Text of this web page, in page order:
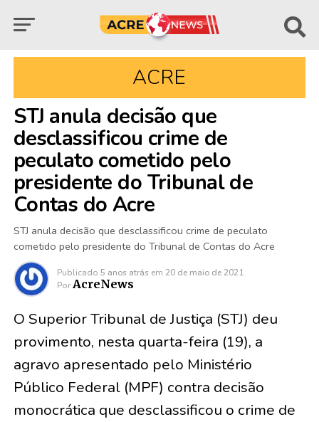
ACRE
STJ anula decisão que
desclassificou crime de
peculato cometido pelo
presidente do Tribunal de
Contas do Acre
STJ anula decisão que desclassificou crime de peculato
cometido pelo presidente do Tribunal de Contas do Acre
Publicado 5 anos atrás em 20 de maio de 2021
Por AcreNews
O Superior Tribunal de Justiça (STJ) deu
provimento, nesta quarta-feira (19), a
agravo apresentado pelo Ministério
Público Federal (MPF) contra decisão
monocrática que desclassificou o crime de